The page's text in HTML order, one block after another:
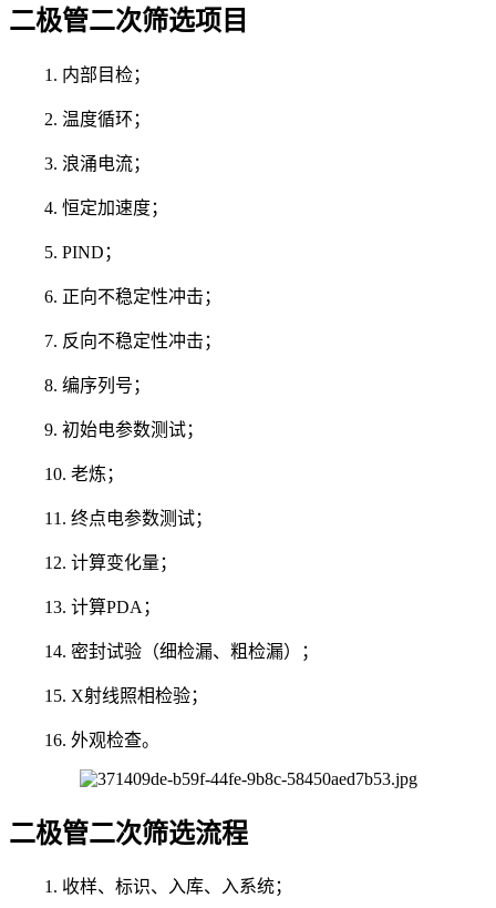
二极管二次筛选项目
1. 内部目检；
2. 温度循环；
3. 浪涌电流；
4. 恒定加速度；
5. PIND；
6. 正向不稳定性冲击；
7. 反向不稳定性冲击；
8. 编序列号；
9. 初始电参数测试；
10. 老炼；
11. 终点电参数测试；
12. 计算变化量；
13. 计算PDA；
14. 密封试验（细检漏、粗检漏）；
15. X射线照相检验；
16. 外观检查。
二极管二次筛选流程
1. 收样、标识、入库、入系统；